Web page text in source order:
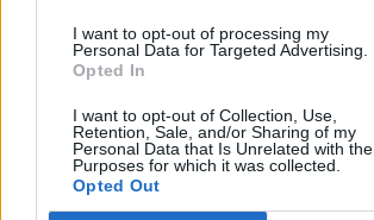
I want to opt-out of processing my
Personal Data for Targeted Advertising.
Opted In
I want to opt-out of Collection, Use,
Retention, Sale, and/or Sharing of my
Personal Data that Is Unrelated with the
Purposes for which it was collected.
Opted Out